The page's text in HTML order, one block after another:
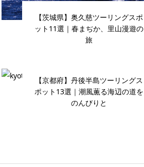
【茨城県】奥久慈ツーリングスポ
ット11選｜春まぢか、里山漫遊の
旅
【京都府】丹後半島ツーリングス
ポット13選｜潮風薫る海辺の道を
のんびりと